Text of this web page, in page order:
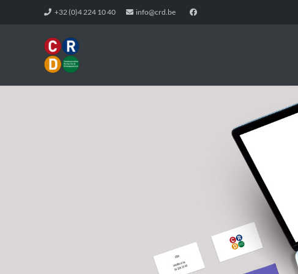
+32 (0)4 224 10 40 info@crd.be